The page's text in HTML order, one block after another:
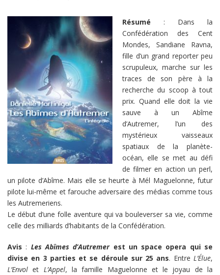
Résumé : Dans la
Confédération des Cent
Mondes, Sandiane Ravna,
fille d’un grand reporter peu
scrupuleux, marche sur les
traces de son père à la
recherche du scoop à tout
prix. Quand elle doit la vie
sauve à un Abîme
d’Autremer, l’un des
mystérieux vaisseaux
spatiaux de la planète-
océan, elle se met au défi
de filmer en action un perl,
un pilote d’Abîme. Mais elle se heurte à Mél Maguelonne, futur
pilote lui-même et farouche adversaire des médias comme tous
les Autremeriens.
Le début d’une folle aventure qui va bouleverser sa vie, comme
celle des milliards d’habitants de la Confédération.
Avis : Les Abîmes d’Autremerest un space opera qui se
divise en 3 parties et se déroule sur 25 ans. EntreL’Élue,
L’Envol et L’Appel, la famille Maguelonne et le joyau de la